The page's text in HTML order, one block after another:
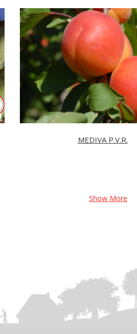
MEDIVA P.V.R.
Show More